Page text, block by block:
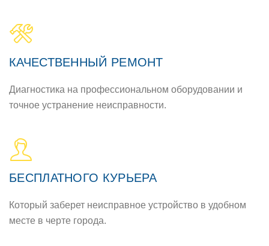
КАЧЕСТВЕННЫЙ РЕМОНТ
Диагностика на профессиональном оборудовании и
точное устранение неисправности.
БЕСПЛАТНОГО КУРЬЕРА
Который заберет неисправное устройство в удобном
месте в черте города.